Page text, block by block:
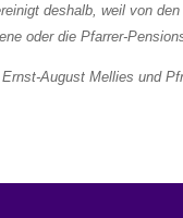
deshalb, weil von
oder die Pfarrer-
August Mellies und